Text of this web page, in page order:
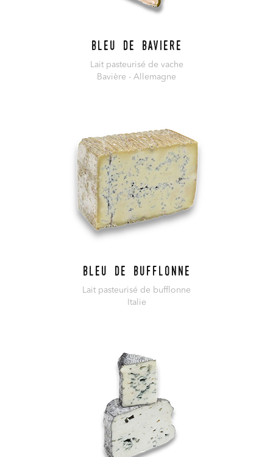
Bleu de Baviere
Lait pasteurisé de vache
Bavière - Allemagne
Bleu de Bufflonne
Lait pasteurisé de bufflonne
Italie